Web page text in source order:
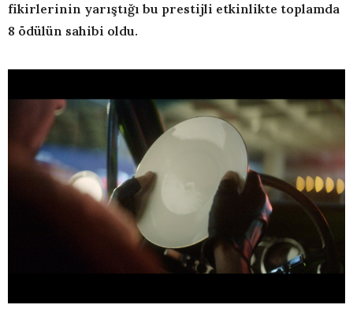
fikirlerinin yarıştığı bu prestijli etkinlikte toplamda
8 ödülün sahibi oldu.